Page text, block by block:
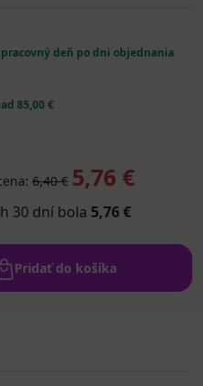
deň po dni objednania
85,00 €
6,40 € 5,76 €
30 dní bola 5,76 €
Pridať do košíka